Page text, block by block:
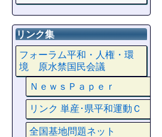
リンク集
フォーラム平和・人権・環
境 原水禁国民会議
ＮｅｗｓＰａｐｅｒ
リンク 単産･県平和運動Ｃ
全国基地問題ネット